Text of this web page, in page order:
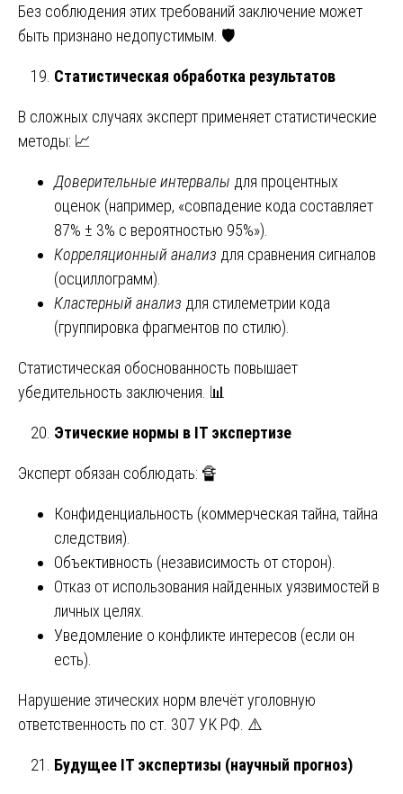
Без соблюдения этих требований заключение может
быть признано недопустимым. 🛡️
Статистическая обработка результатов
В сложных случаях эксперт применяет статистические
методы: 📈
Доверительные интервалы для процентных
оценок (например, «совпадение кода составляет
87% ± 3% с вероятностью 95%»).
Корреляционный анализ для сравнения сигналов
(осциллограмм).
Кластерный анализ для стилеметрии кода
(группировка фрагментов по стилю).
Статистическая обоснованность повышает
убедительность заключения. 📊
Этические нормы в IT экспертизе
Эксперт обязан соблюдать: 🔏
Конфиденциальность (коммерческая тайна, тайна
следствия).
Объективность (независимость от сторон).
Отказ от использования найденных уязвимостей в
личных целях.
Уведомление о конфликте интересов (если он
есть).
Нарушение этических норм влечёт уголовную
ответственность по ст. 307 УК РФ. ⚠️
Будущее IT экспертизы (научный прогноз)